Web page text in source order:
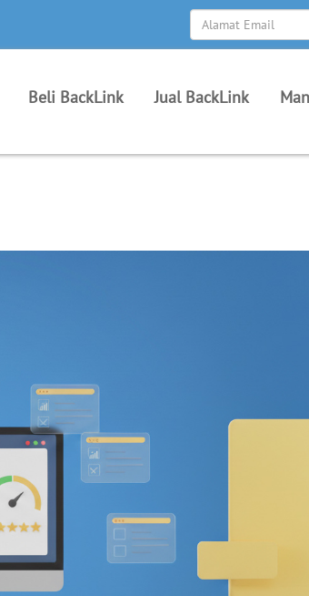
Beli BackLink Jual BackLink